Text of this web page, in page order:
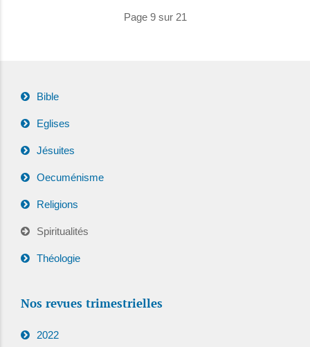
Page 9 sur 21
Bible
Eglises
Jésuites
Oecuménisme
Religions
Spiritualités
Théologie
Nos revues trimestrielles
2022